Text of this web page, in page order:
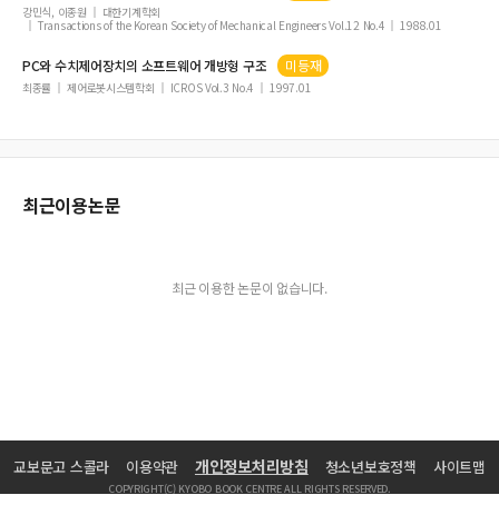
강민식, 이종원
대한기계학회
Transactions of the Korean Society of Mechanical Engineers Vol.12 No.4
1988.01
PC와수치제어장치의 소프트웨어 개방형 구조 미등재
최종률 제어로봇시스템학회 ICROS Vol.3 No.4 1997.01
최근이용논문
최근 이용한 논문이 없습니다.
교보문고 스콜라 이용약관 개인정보처리방침 청소년보호정책 사이트맵
COPYRIGHT(C) KYOBO BOOK CENTRE ALL RIGHTS RESERVED.